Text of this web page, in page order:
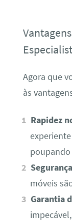
Agora que
às
Rapidez
Segurança
móveis
Garantia